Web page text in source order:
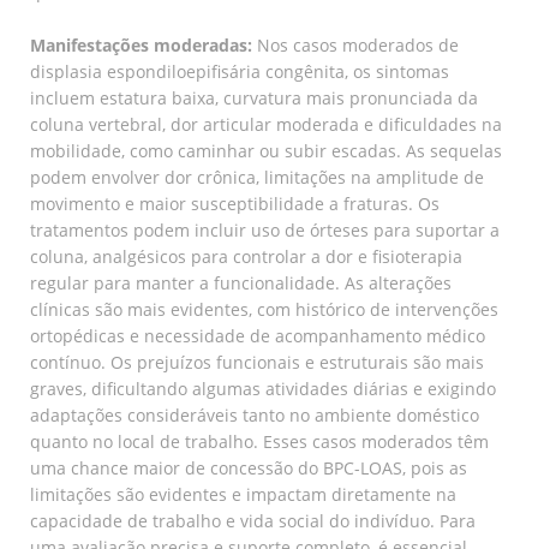
Manifestações moderadas: Nos casos moderados de
displasia espondiloepifisária congênita, os sintomas
incluem estatura baixa, curvatura mais pronunciada da
coluna vertebral, dor articular moderada e dificuldades na
mobilidade, como caminhar ou subir escadas. As sequelas
podem envolver dor crônica, limitações na amplitude de
movimento e maior susceptibilidade a fraturas. Os
tratamentos podem incluir uso de órteses para suportar a
coluna, analgésicos para controlar a dor e fisioterapia
regular para manter a funcionalidade. As alterações
clínicas são mais evidentes, com histórico de intervenções
ortopédicas e necessidade de acompanhamento médico
contínuo. Os prejuízos funcionais e estruturais são mais
graves, dificultando algumas atividades diárias e exigindo
adaptações consideráveis tanto no ambiente doméstico
quanto no local de trabalho. Esses casos moderados têm
uma chance maior de concessão do BPC-LOAS, pois as
limitações são evidentes e impactam diretamente na
capacidade de trabalho e vida social do indivíduo. Para